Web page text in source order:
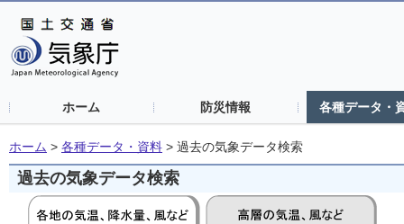
ホーム 防災情報 各種データ・
ホーム > 各種データ・資料 > 過去の気象データ検索
過去の気象データ検索